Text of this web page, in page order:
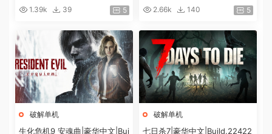
+预购特典+全DLC-解锁全内
1.39k 39 5
+预购特典|解压即撸|[12G/百
2.66k 140 5
破解单机
生化危机9 安魂曲|豪华中文|Bui
破解单机
七日杀7|豪华中文|Build.22422